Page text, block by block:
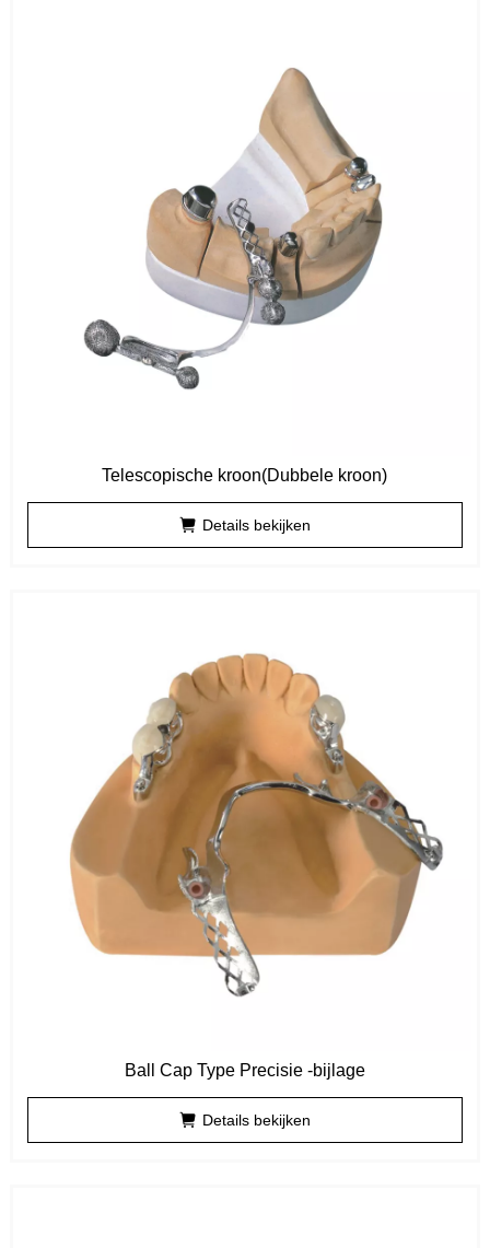
Telescopische kroon(Dubbele kroon)
Details bekijken
Ball Cap Type Precisie -bijlage
Details bekijken